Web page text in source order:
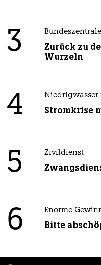
3
Zurück zu
Wurzeln
4 Niedrigwasser
Stromkrise
5 Zivildienst
6 Enorme
Bitte